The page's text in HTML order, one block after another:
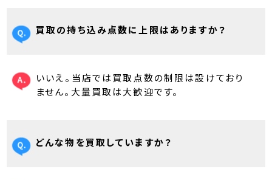
買取の持ち込み点数に上限はありますか？
いいえ。当店では買取点数の制限は設けており
ません。大量買取は大歓迎です。
どんな物を買取していますか？